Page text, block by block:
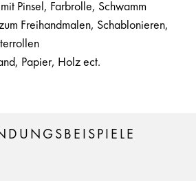
Pinsel, Farbrolle, Schwamm
Freihandmalen, Schablonieren,
Papier, Holz ect.